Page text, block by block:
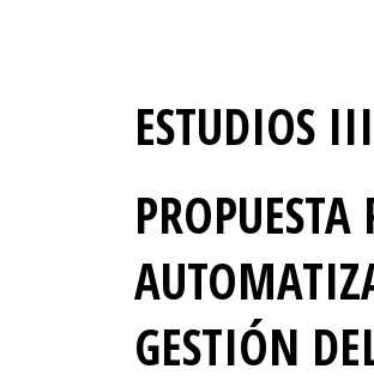
ESTUDIOS III
GESTIÓN